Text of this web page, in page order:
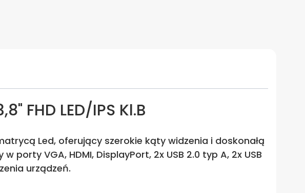
FHD LED/IPS Kl.B
Led, oferujący szerokie kąty widzenia i doskonałą
VGA, HDMI, DisplayPort, 2x USB 2.0 typ A, 2x USB
urządzeń.